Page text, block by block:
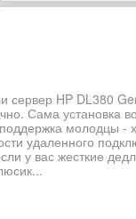
сервер HP DL380
Сама установка
молодцы
удаленного
у вас жесткие